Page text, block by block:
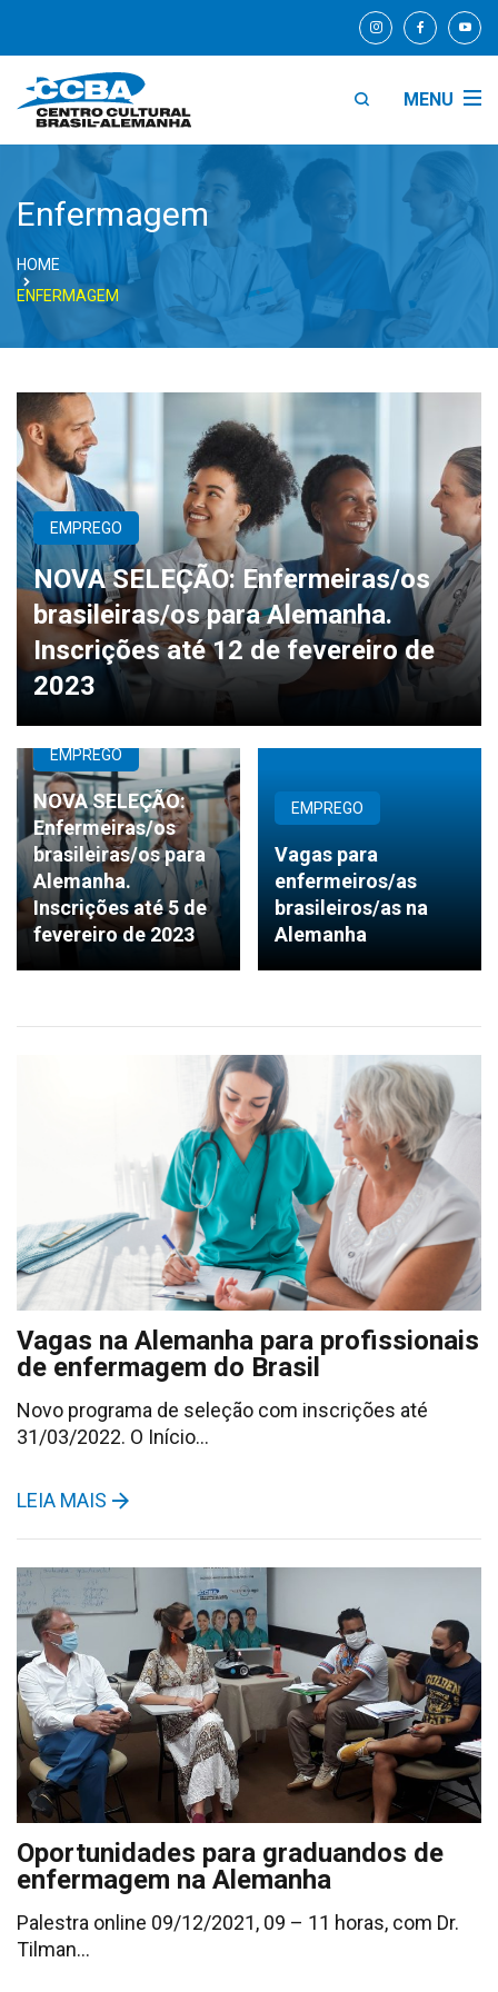
MENU
Enfermagem
HOME
ENFERMAGEM
EMPREGO
NOVA SELEÇÃO: Enfermeiras/os
brasileiras/os para Alemanha.
Inscrições até 12 de fevereiro de
2023
EMPREGO
NOVA SELEÇÃO:
Enfermeiras/os
brasileiras/os para
Alemanha.
Inscrições até 5 de
fevereiro de 2023
EMPREGO
Vagas para
enfermeiros/as
brasileiros/as na
Alemanha
Vagas na Alemanha para profissionais
de enfermagem do Brasil
Novo programa de seleção com inscrições até
31/03/2022. O Início…
LEIA MAIS
Oportunidades para graduandos de
enfermagem na Alemanha
Palestra online 09/12/2021, 09 – 11 horas, com Dr.
Tilman…